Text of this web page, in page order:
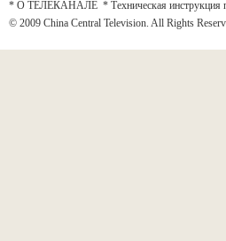
* О ТЕЛЕКАНАЛЕ * Техническая инструкция
© 2009 China Central Television. All Rights